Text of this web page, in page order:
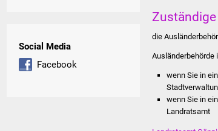
Social Media
Facebook
die
Ausländerbehörde
wenn Sie in
wenn Sie in
Landratsamt